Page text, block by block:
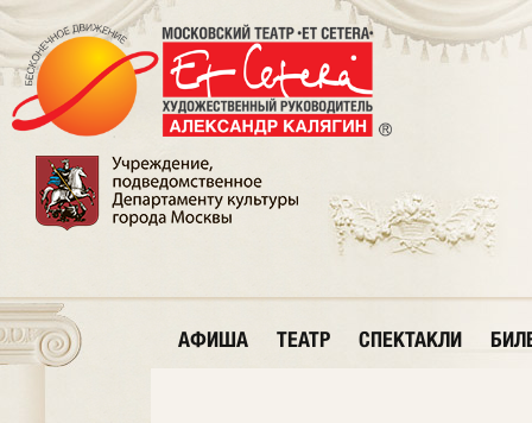
АФИША ТЕАТР СПЕКТАКЛИ